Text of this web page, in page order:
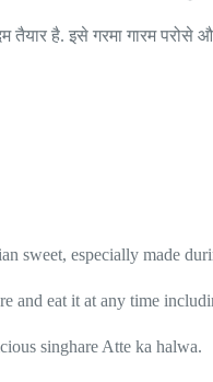
है. इसे गरमा गारम परोसे
sweet, especially made
and eat it at any time
singhare Atte ka halwa.